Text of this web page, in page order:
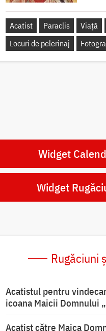
Acatist Paraclis Viață
Locuri de pelerinaj
Widget
Widget
Rugăciuni
Acatistul pentru
icoana Maicii Domnului
Acatist către Maica